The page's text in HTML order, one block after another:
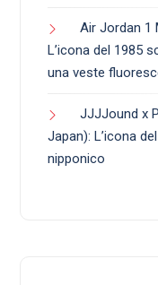
Air Jordan 1
L’icona del 1985
una veste
JJJJound x
Japan): L’icona
nipponico